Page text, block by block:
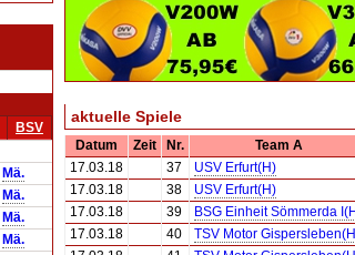
BSV
Mä.
Mä.
Mä.
Mä.
aktuelle Spiele
Datum Zeit Nr. Team A
17.03.18
37 USV Erfurt(H)
17.03.18
38 USV Erfurt(H)
17.03.18
39 BSG Einheit Sömmerda
17.03.18
40 TSV Motor